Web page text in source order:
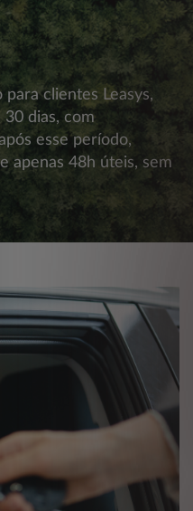
clientes Leasys,
30 dias, com
esse período,
apenas 48h úteis, sem